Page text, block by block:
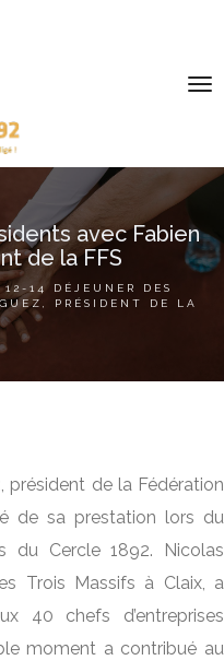
avec Fabien
de la FFS
14 DÉJEUNER DES
PRÉSIDENT DE LA
président de la Fédération
de sa prestation lors du
du Cercle 1892. Nicolas
Trois Massifs à Claix, a
40 chefs d’entreprises
moment a contribué au